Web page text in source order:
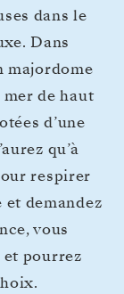
dans le
Dans
majordome
de haut
d’une
qu’à
respirer
demandez
vous
pourrez